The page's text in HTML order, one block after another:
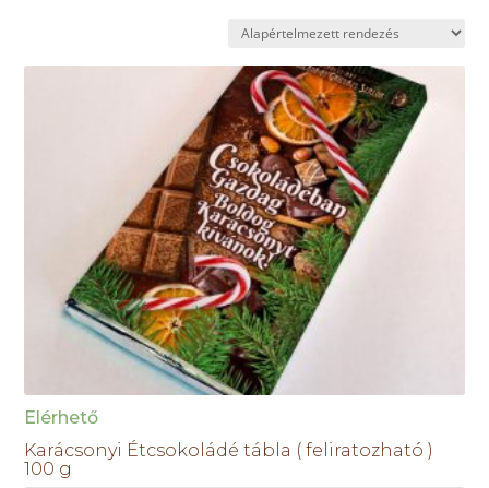
Elérhető
Karácsonyi Étcsokoládé tábla ( feliratozható )
100 g